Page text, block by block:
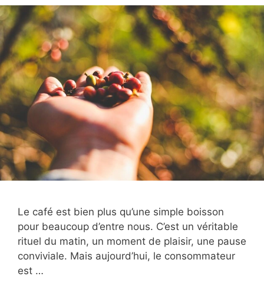
Le café est bien plus qu’une simple boisson
pour beaucoup d’entre nous. C’est un véritable
rituel du matin, un moment de plaisir, une pause
conviviale. Mais aujourd’hui, le consommateur
est …